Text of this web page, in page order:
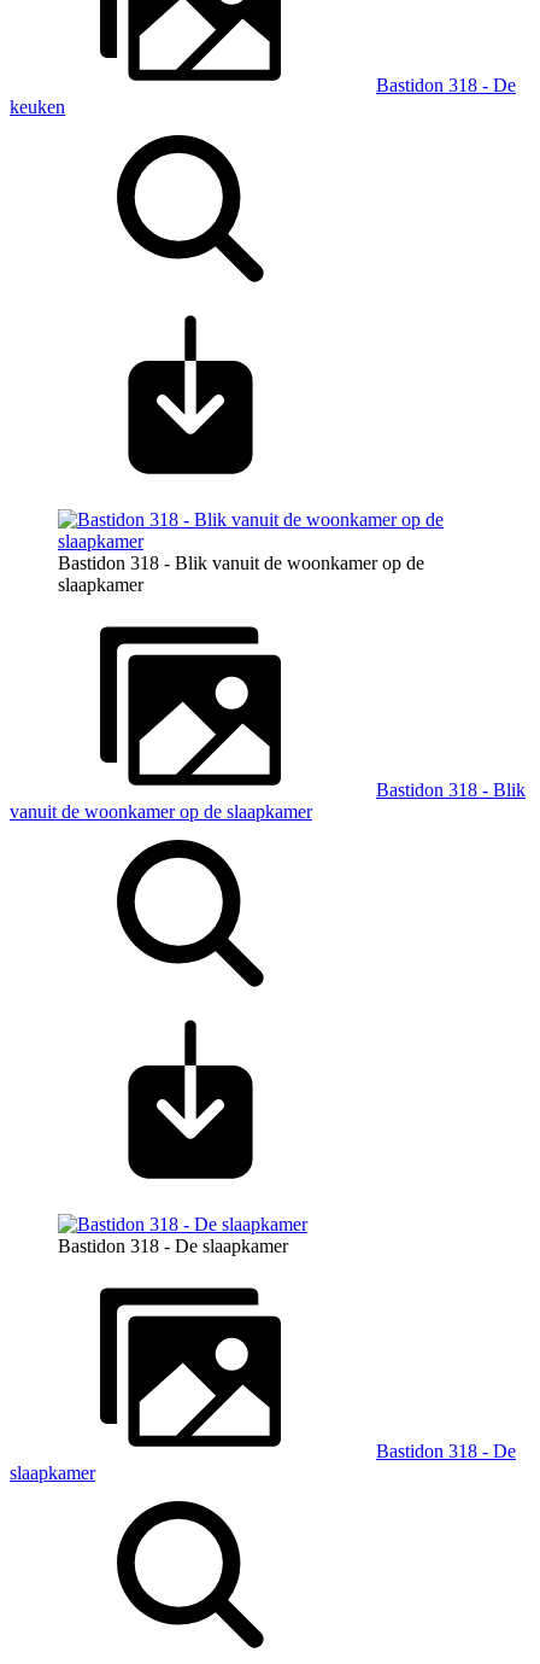
Bastidon 318 - De
keuken
Bastidon 318 - Blik vanuit de woonkamer op de
slaapkamer
Bastidon 318 - Blik
vanuit de woonkamer op de slaapkamer
Bastidon 318 - De slaapkamer
Bastidon 318 - De
slaapkamer